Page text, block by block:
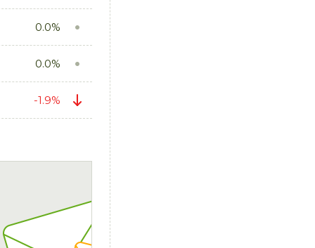
0.0%
0.0%
-1.9%